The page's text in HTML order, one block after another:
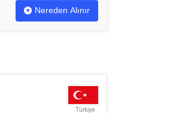
Nereden Alınır
Türkiye